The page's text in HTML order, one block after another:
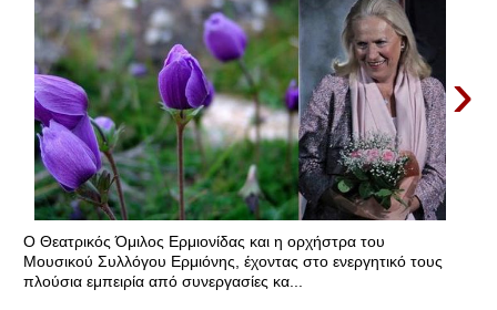
›
Ο Θεατρικός Όμιλος Ερμιονίδας και η ορχήστρα του
Μουσικού Συλλόγου Ερμιόνης, έχοντας στο ενεργητικό τους
πλούσια εμπειρία από συνεργασίες κα...